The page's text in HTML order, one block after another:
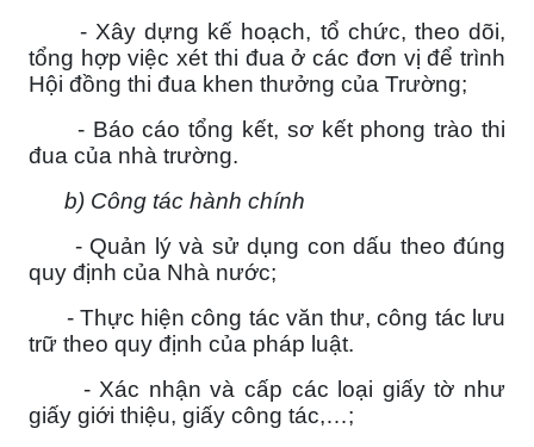
- Xây dựng kế hoạch, tổ chức, theo dõi,
tổng hợp việc xét thi đua ở các đơn vị để trình
Hội đồng thi đua khen thưởng của Trường;
- Báo cáo tổng kết, sơ kết phong trào thi
đua của nhà trường.
b) Công tác hành chính
- Quản lý và sử dụng con dấu theo đúng
quy định của Nhà nước;
- Thực hiện công tác văn thư, công tác lưu
trữ theo quy định của pháp luật.
- Xác nhận và cấp các loại giấy tờ như
giấy giới thiệu, giấy công tác,…;